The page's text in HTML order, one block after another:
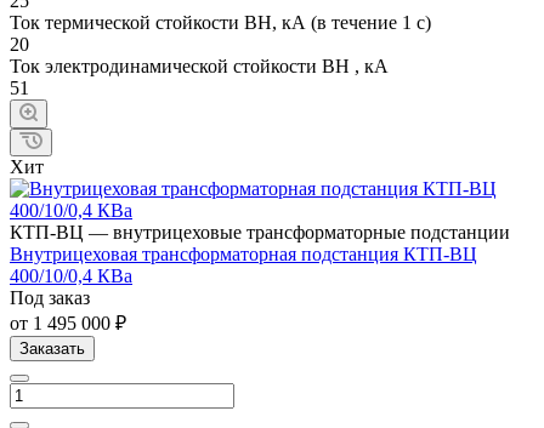
Ток термической стойкости ВН, кА (в течение 1 с)
20
Ток электродинамической стойкости ВН , кА
51
Хит
КТП-ВЦ — внутрицеховые трансформаторные подстанции
Внутрицеховая трансформаторная подстанция КТП-ВЦ
400/10/0,4 КВа
Под заказ
от 1 495 000 ₽
Заказать